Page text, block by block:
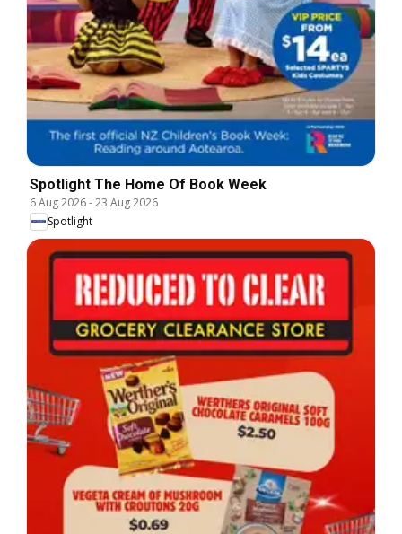
Spotlight The Home Of Book Week
6 Aug 2026-23 Aug 2026
Spotlight